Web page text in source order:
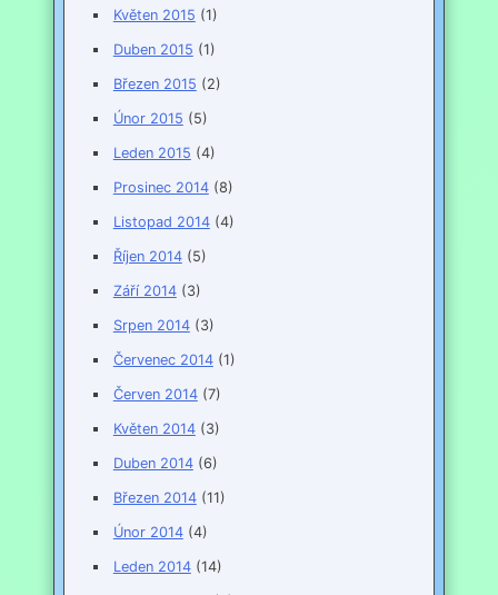
Květen 2015 (1)
Duben 2015 (1)
Březen 2015 (2)
Únor 2015 (5)
Leden 2015 (4)
Prosinec 2014(8)
Listopad 2014(4)
Říjen 2014(5)
Září 2014(3)
Srpen 2014(3)
Červenec 2014(1)
Červen 2014(7)
Květen 2014(3)
Duben 2014(6)
Březen 2014(11)
Únor 2014(4)
Leden 2014(14)